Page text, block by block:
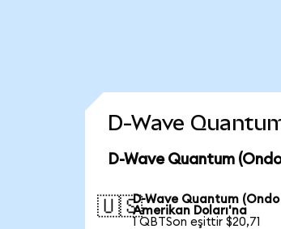
D-Wave
D-Wave Quantum
🇺🇸D-Wave Quantum
Amerikan Doları'na
1 QBTSon eşittir $20,71